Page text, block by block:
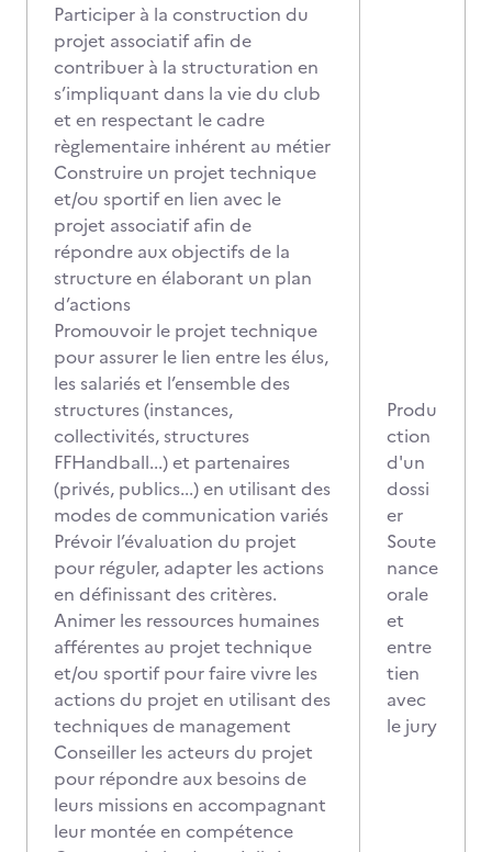
Participer à la construction du
projet associatif afin de
contribuer à la structuration en
s’impliquant dans la vie du club
et en respectant le cadre
règlementaire inhérent au métier
Construire un projet technique
et/ou sportif en lien avec le
projet associatif afin de
répondre aux objectifs de la
structure en élaborant un plan
d’actions
Promouvoir le projet technique
pour assurer le lien entre les élus,
les salariés et l’ensemble des
structures (instances,
collectivités, structures
FFHandball...) et partenaires
(privés, publics...) en utilisant des
modes de communication variés
Prévoir l’évaluation du projet
pour réguler, adapter les actions
en définissant des critères.
Animer les ressources humaines
afférentes au projet technique
et/ou sportif pour faire vivre les
actions du projet en utilisant des
techniques de management
Conseiller les acteurs du projet
pour répondre aux besoins de
leurs missions en accompagnant
leur montée en compétence
Produ
ction
d'un
dossi
er
Soute
nance
orale
et
entre
tien
avec
le jury